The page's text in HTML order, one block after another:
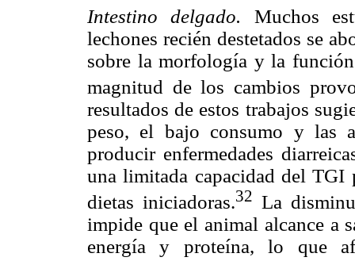
Intestino delgado. Muchos
lechones recién destetados se
sobre la morfología y la
magnitud de los cambios
resultados de estos trabajos
peso, el bajo consumo y las
producir enfermedades
una limitada capacidad del TGI
dietas iniciadoras.32 La
impide que el animal alcance a
energía y proteína, lo que